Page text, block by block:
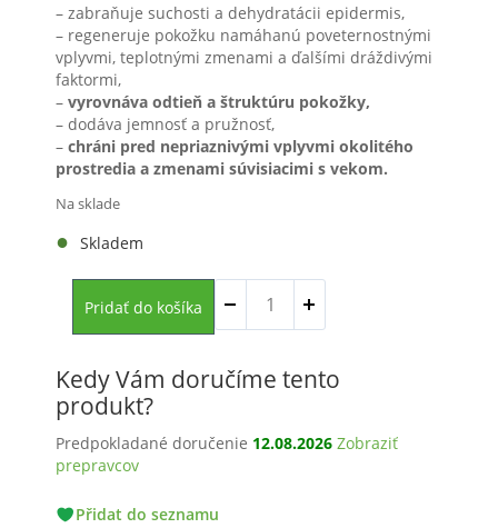
– zabraňuje suchosti a dehydratácii epidermis,
– regeneruje pokožku namáhanú poveternostnými
vplyvmi, teplotnými zmenami a ďalšími dráždivými
faktormi,
– vyrovnáva odtieň a štruktúru pokožky,
– dodáva jemnosť a pružnosť,
– chráni pred nepriaznivými vplyvmi okolitého
prostredia a zmenami súvisiacimi s vekom.
Na sklade
Skladem
spa
s
vitamínom
Pridať do košíka
Kedy Vám doručíme tento
produkt?
Predpokladané doručenie 12.08.2026 Zobraziť
prepravcov
GLSPřidat do seznamu